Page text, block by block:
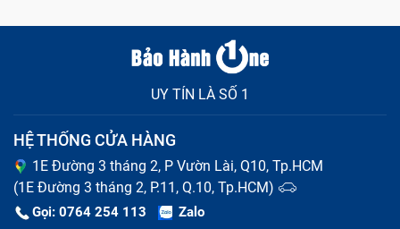
bị hỏng
Các nguyên nhân dẫn tới sạc Adapter
Điện Thoại Cổng Macbook Pro M1
Không Nhận bị hỏng
Sau khi tìm hiểu rõ các dấu hiệu nhận biết sạc bị hỏng,
cùng Bảo Hành One tìm hiểu nguyên nhân gây ra tình
UY TÍN LÀ SỐ 1
HỆ THỐNG CỬA HÀNG
1E Đường 3 tháng 2, P Vườn Lài, Q10, Tp.HCM
(1E Đường 3 tháng 2, P.11, Q.10, Tp.HCM)
Gọi: 0764 254 113 Zalo